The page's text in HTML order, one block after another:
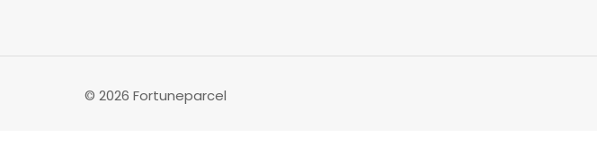
© 2026 Fortuneparcel